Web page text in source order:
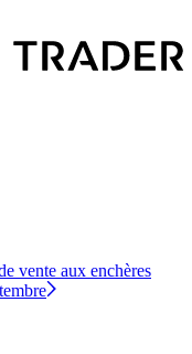
vente aux enchères